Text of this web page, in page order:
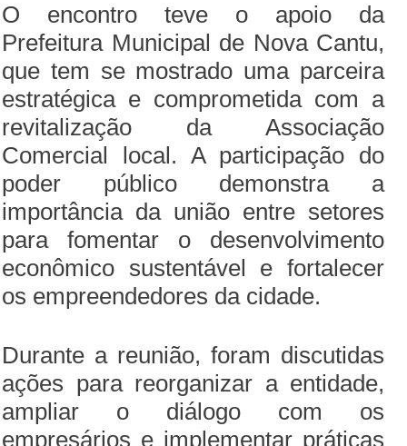
O encontro teve o apoio da
Prefeitura Municipal de Nova Cantu,
que tem se mostrado uma parceira
estratégica e comprometida com a
revitalização da Associação
Comercial local. A participação do
poder público demonstra a
importância da união entre setores
para fomentar o desenvolvimento
econômico sustentável e fortalecer
os empreendedores da cidade.
Durante a reunião, foram discutidas
ações para reorganizar a entidade,
ampliar o diálogo com os
empresários e implementar práticas